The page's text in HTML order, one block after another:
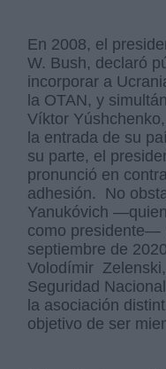
En 2008, el
W. Bush, declaró
incorporar a
la OTAN, y
Víktor
la entrada de su
su parte, el
pronunció en
adhesión. No
Yanukóvich
como presidente—
septiembre de
Volodímir
Seguridad
la asociación
objetivo de ser